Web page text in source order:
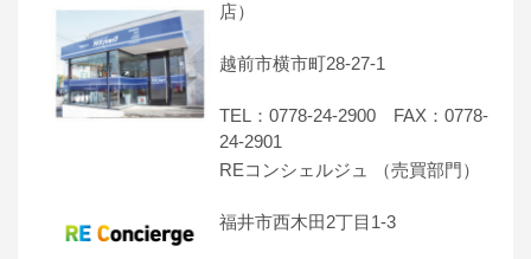
店）
越前市横市町28-27-1
TEL：0778-24-2900 FAX：0778-
24-2901
REコンシェルジュ （売買部門）
福井市西木田2丁目1-3